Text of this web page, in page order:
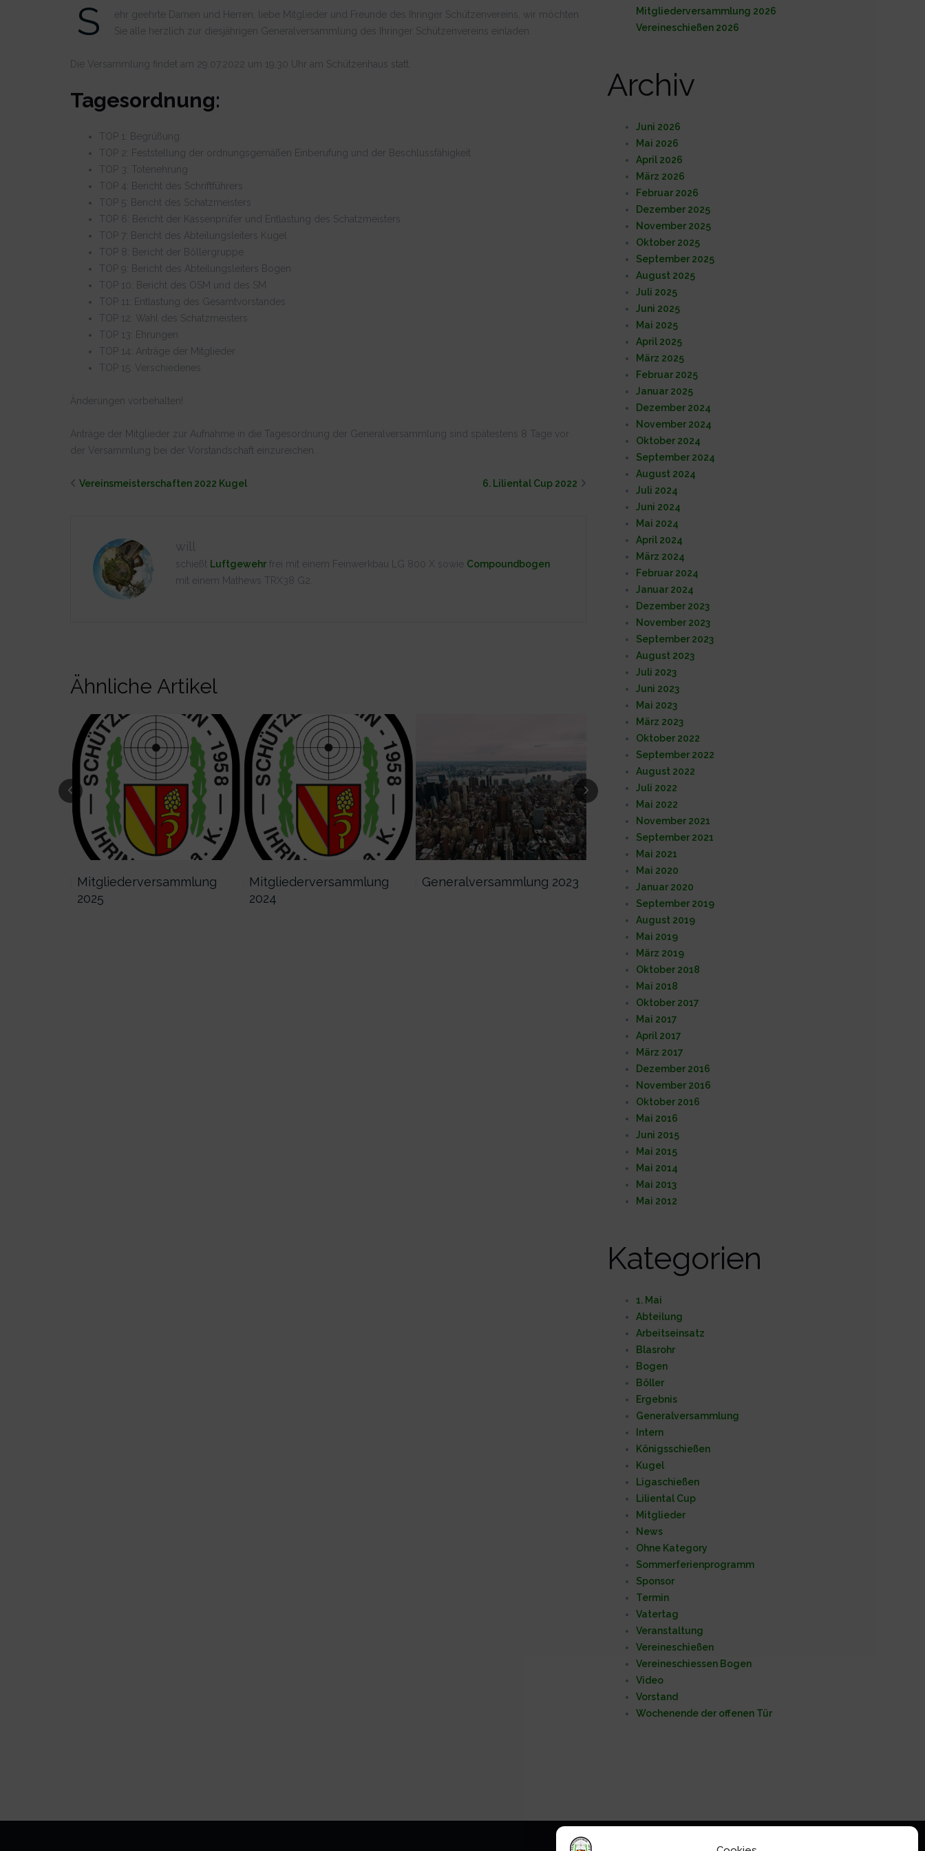
S
ehr geehrte Damen und Herren, liebe Mitglieder und Freunde des Ihringer Schützenvereins, wir möchten
Sie alle herzlich zur diesjährigen Generalversammlung des Ihringer Schützenvereins einladen.
Die Versammlung findet am 29.07.2022 um 19.30 Uhr am Schützenhaus statt.
Tagesordnung:
TOP 1: Begrüßung
TOP 2: Feststellung der ordnungsgemäßen Einberufung und der Beschlussfähigkeit
TOP 3: Totenehrung
TOP 4: Bericht des Schriftführers
TOP 5: Bericht des Schatzmeisters
TOP 6: Bericht der Kassenprüfer und Entlastung des Schatzmeisters
TOP 7: Bericht des Abteilungsleiters Kugel
TOP 8: Bericht der Böllergruppe
TOP 9: Bericht des Abteilungsleiters Bogen
TOP 10: Bericht des OSM und des SM
TOP 11: Entlastung des Gesamtvorstandes
TOP 12: Wahl des Schatzmeisters
TOP 13: Ehrungen
TOP 14: Anträge der Mitglieder
TOP 15: Verschiedenes
Änderungen vorbehalten!
Anträge der Mitglieder zur Aufnahme in die Tagesordnung der Generalversammlung sind spätestens 8 Tage vor
der Versammlung bei der Vorstandschaft einzureichen.
Vereinsmeister­schaften 2022 Kugel 6. Liliental Cup 2022
will
schießt Luftgewehr frei mit einem Feinwerkbau LG 800 X sowie Compoundbogen
mit einem Mathews TRX38 G2.
Ähnliche Artikel
Mitgliederversammlung
2025
Mitglieder­versammlung
2024
Generalver­sammlung 2023 Generalver­sammlung 2021
Mitgliederversammlung 2026
Vereineschießen 2026
Archiv
Juni 2026
Mai 2026
April 2026
März 2026
Februar 2026
Dezember 2025
November 2025
Oktober 2025
September 2025
August 2025
Juli 2025
Juni 2025
Mai 2025
April 2025
März 2025
Februar 2025
Januar 2025
Dezember 2024
November 2024
Oktober 2024
September 2024
August 2024
Juli 2024
Juni 2024
Mai 2024
April 2024
März 2024
Februar 2024
Januar 2024
Dezember 2023
November 2023
September 2023
August 2023
Juli 2023
Juni 2023
Mai 2023
März 2023
Oktober 2022
September 2022
August 2022
Juli 2022
Mai 2022
November 2021
September 2021
Mai 2021
Mai 2020
Januar 2020
September 2019
August 2019
Mai 2019
März 2019
Oktober 2018
Mai 2018
Oktober 2017
Mai 2017
April 2017
März 2017
Dezember 2016
November 2016
Oktober 2016
Mai 2016
Juni 2015
Mai 2015
Mai 2014
Mai 2013
Mai 2012
Kategorien
1. Mai
Abteilung
Arbeitseinsatz
Blasrohr
Bogen
Böller
Ergebnis
Generalversammlung
Intern
Königsschießen
Kugel
Ligaschießen
Liliental Cup
Mitglieder
News
Ohne Kategory
Sommerferienprogramm
Sponsor
Termin
Vatertag
Veranstaltung
Vereineschießen
Vereineschiessen Bogen
Video
Vorstand
Wochenende der offenen Tür